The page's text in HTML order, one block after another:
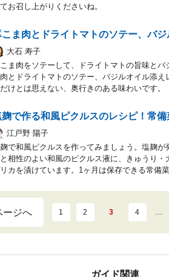
お召し上がりくださいね。
こま肉とドライトマトのソテー、バ
大石 寿子
ま肉をソテーして、ドライトマトの旨味と
とドライトマトのソテー、バジルオイル添
けとは思えない、奥行きのある味わいです。
麹で作る和風ピクルスのレシピ！常
江戸野 陽子
で和風ピクルスを作ってみましょう。塩麹
相性のよい和風のピクルス液に、きゅうり
カを漬けています。1ヶ月は保存できる常備
ージへ 1 2 3 4 …
ガイド関連